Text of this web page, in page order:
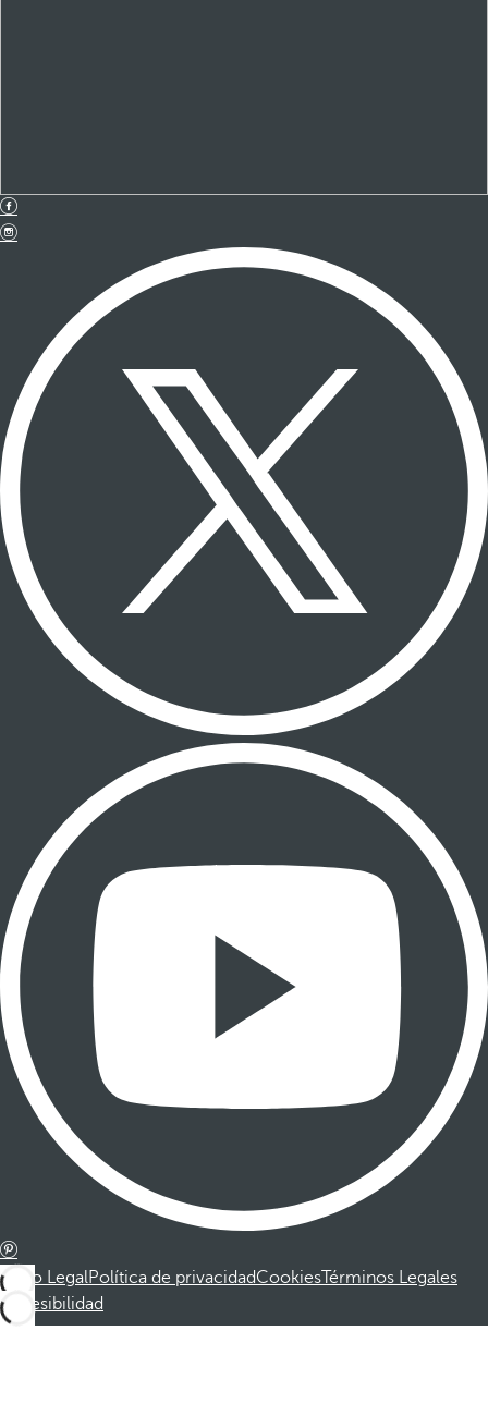
Aviso LegalPolítica de privacidadCookiesTérminos Legales
Accesibilidad